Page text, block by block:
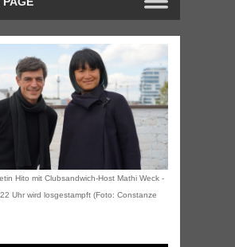
Hito mit Clubsandwich-Host Mathi Weck -
Uhr wird losgestampft (Foto: Constanze